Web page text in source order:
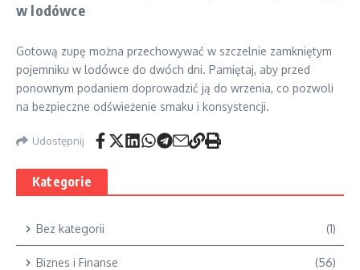
w lodówce
Gotową zupę można przechowywać w szczelnie zamkniętym
pojemniku w lodówce do dwóch dni. Pamiętaj, aby przed
ponownym podaniem doprowadzić ją do wrzenia, co pozwoli
na bezpieczne odświeżenie smaku i konsystencji.
Udostępnij
Kategorie
Bez kategorii (1)
Biznes i Finanse (56)